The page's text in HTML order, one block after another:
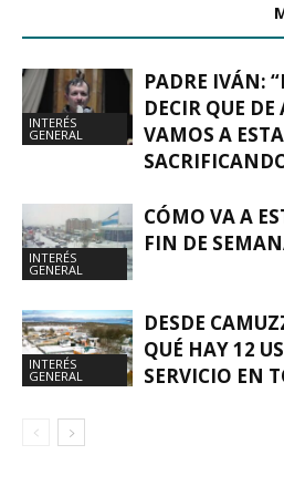
INTERÉS
GENERAL
PADRE IVÁN:
DECIR QUE
VAMOS A
INTERÉS
GENERAL
CÓMO VA A
FIN DE
INTERÉS
GENERAL
DESDE
QUÉ HAY 12
SERVICIO EN